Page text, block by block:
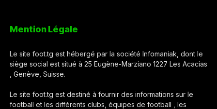
Mention Légale
Le site foot.tg est hébergé par la société Infomaniak, dont le
siège social est situé à 25 Eugène-Marziano 1227 Les Acacias
, Genève, Suisse.
Le site foot.tg est destiné à fournir des informations sur le
football et les différents clubs, équipes de football , les